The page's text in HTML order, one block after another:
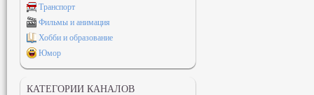
Транспорт
Фильмы и анимация
Хобби и образование
Юмор
КАТЕГОРИИ КАНАЛОВ